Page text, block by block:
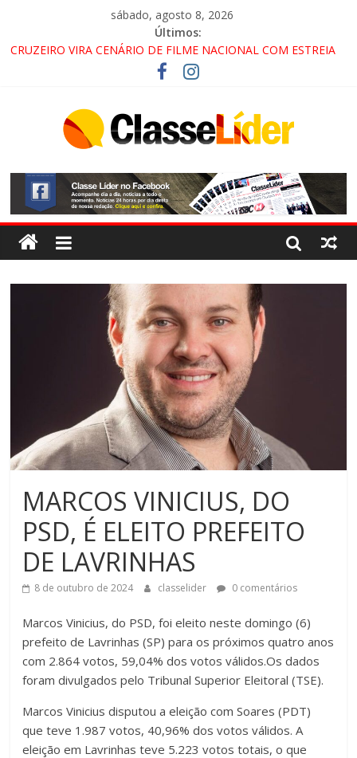
sábado, agosto 8, 2026
Últimos:
CRUZEIRO VIRA CENÁRIO DE FILME NACIONAL COM ESTREIA
PROMOTOR DO GAECO
ACESSO À APARECIDA NA DUTRA SERÁ BLOQUEADO NO FIM
ALTERNATIVAS
LORENA, PINDAMONHANGABA E QUELUZ NA RETA FINAL
PELA FÁBRICA DA COCA-COLA!
MARCOS VINICIUS, DO
PSD, É ELEITO PREFEITO
DE LAVRINHAS
8 de outubro de 2024 classelider 0 comentários
Marcos Vinicius, do PSD, foi eleito neste domingo (6)
prefeito de Lavrinhas (SP) para os próximos quatro anos
com 2.864 votos, 59,04% dos votos válidos.Os dados
foram divulgados pelo Tribunal Superior Eleitoral (TSE).
Marcos Vinicius disputou a eleição com Soares (PDT)
que teve 1.987 votos, 40,96% dos votos válidos. A
eleição em Lavrinhas teve 5.223 votos totais, o que